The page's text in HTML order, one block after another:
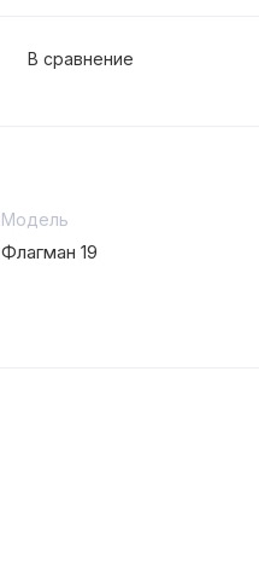
В сравнение
Модель
Флагман 19